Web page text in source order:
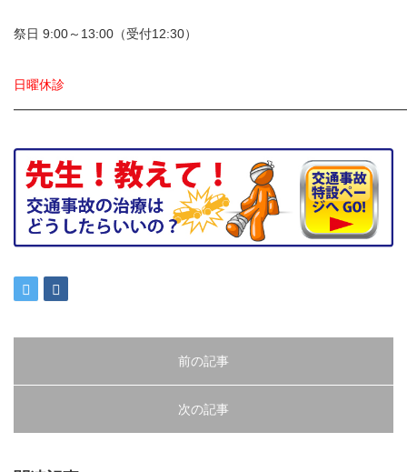
祭日 9:00～13:00（受付12:30）
日曜休診
━━━━━━━━━━━━━━━━━━━━━━━━━━━━━━━
前の記事
次の記事